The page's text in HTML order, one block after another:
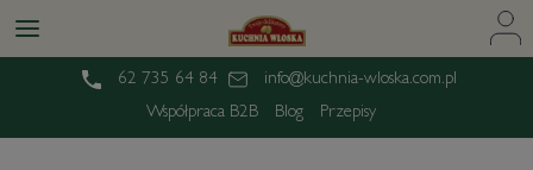
62 735 64 84
info@kuchnia-wloska.com.pl
Współpraca B2B
Blog Przepisy